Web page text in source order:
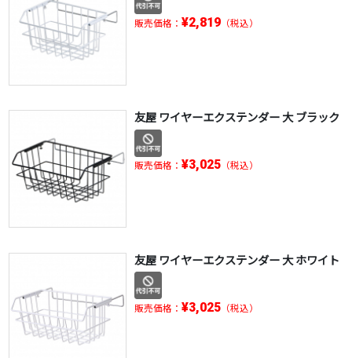
販売価格： ¥2,819（税込）
友屋 ワイヤーエクステンダー 大 ブラック
販売価格： ¥3,025（税込）
友屋 ワイヤーエクステンダー 大 ホワイト
販売価格： ¥3,025（税込）